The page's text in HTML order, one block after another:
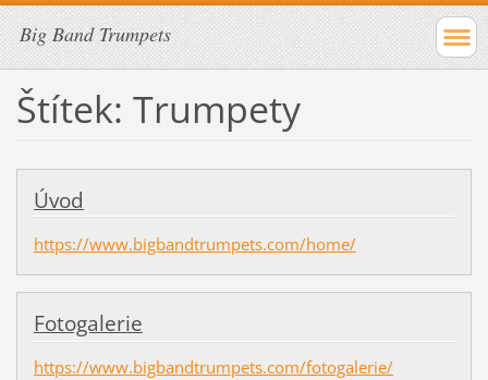
Big Band Trumpets
Štítek: Trumpety
Úvod
https://www.bigbandtrumpets.com/home/
Fotogalerie
https://www.bigbandtrumpets.com/fotogalerie/